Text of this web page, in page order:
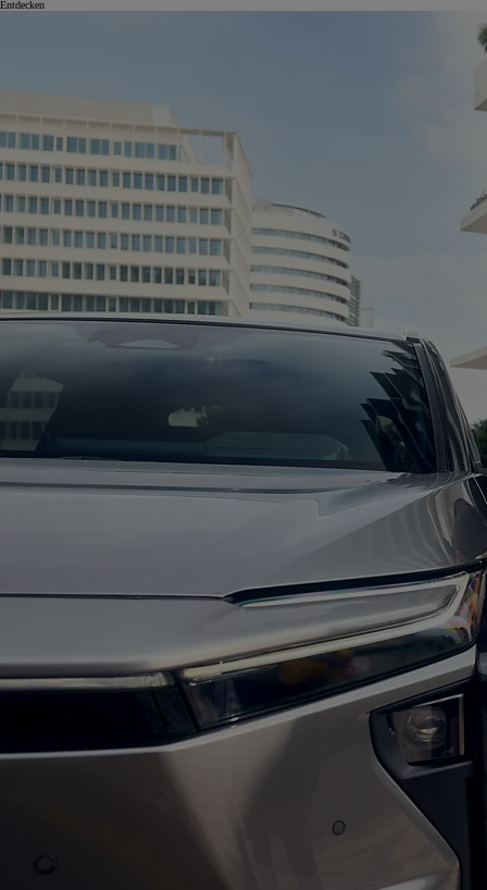
Entdecken